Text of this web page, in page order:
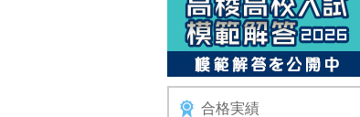
合格実績